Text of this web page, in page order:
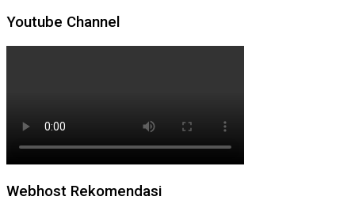
Youtube Channel
Webhost Rekomendasi